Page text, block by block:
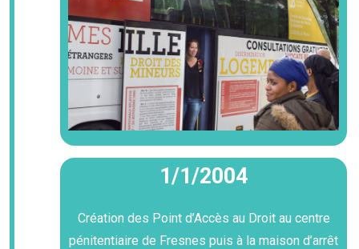
1/1/2004
Création des Point d’Accès au Droit au centre
pénitentiaire de Fresnes puis à la maison d’arrêt